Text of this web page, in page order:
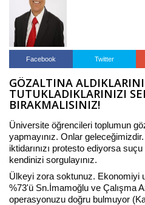
Facebook Twitter
GÖZALTINA
TUTUKLADIKLARINIZI
BIRAKMALISINIZ!
Üniversite öğrencileri toplumun
yapmayınız. Onlar
iktidarınızı protesto ediyorsa
kendinizi sorgulayınız.
Ülkeyi zora soktunuz. Ekonomiyi
%73'ü Sn.İmamoğlu ve Çalışma
operasyonuzu doğru bulmuyor